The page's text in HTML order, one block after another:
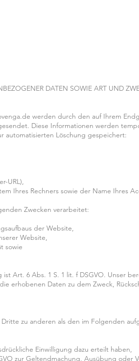
DATEN SOWIE ART UND
werden durch den auf Ihrem
Diese Informationen werden
automatisierten Löschung gespeichert:
URL),
Ihres Rechners sowie der Name Ihres
Zwecken verarbeitet:
der Website,
Website,
sowie
Art. 6 Abs. 1 S. 1 lit. f DSGVO. Unser
erhobenen Daten zu dem Zweck,
zu anderen als den im Folgenden
Einwilligung dazu erteilt haben,
zur Geltendmachung, Ausübung oder